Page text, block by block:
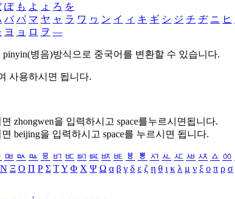
ぽ も よ ょ ろ を
バ パ マ ヤ ャ ラ ワ ヮ ン イ ィ キ ギ シ ジ チ ヂ ニ ヒ
ヨ ョ ロ ヲ ―
pinyin(병음)방식으로 중국어를 변환할 수 있습니다.
사용하시면 됩니다.
zhongwen을 입력하시고 space를누르시면됩니다.
beijing을 입력하시고 space를 누르시면 됩니다.
ㅮ ㅯ ㅰ ㅱ ㅲ ㅳ ㅴ ㅵ ㅶ ㅷ ㅸ ㅹ ㅺ ㅻ ㅼ ㅽ ㅾ ㅿ ㆀ
Ν Ξ Ο Π Ρ Σ ΤΥ Φ Χ Ψ Ω α β γ δ ε ζ η θ ι κ λ μ ν ξ ο π ρ σ